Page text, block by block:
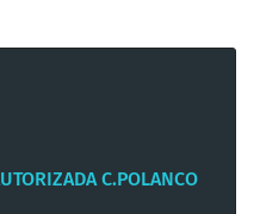
C.POLANCO